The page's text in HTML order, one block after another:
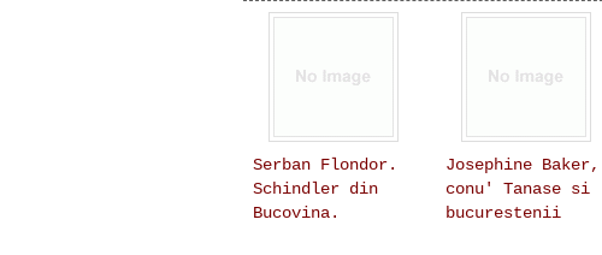
Serban Flondor.
Schindler din
Bucovina.
Josephine Baker,
conu' Tanase si
bucurestenii